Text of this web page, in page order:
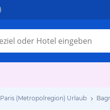
Paris (Metropolregion) Urlaub